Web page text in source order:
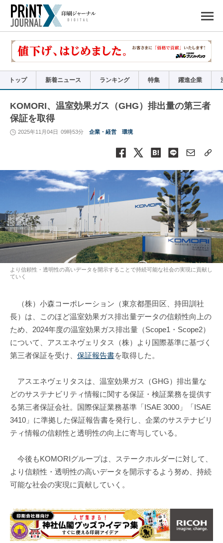
で
リ
トップ 新着ニュース ランキング 特集 躍進企業
KOMORI、温室効果ガス（GHG）排出量の第三者
保証を取得
2025年11月04日 09時53分 企業・経営 環境
より信頼性・透明性の高いデータを開示することで持続可能な社会の実現に貢献し
ていく
（株）小森コーポレーション（東京都墨田区、持田訓社
長）は、このほど温室効果ガス排出量データの信頼性向上の
ため、2024年度の温室効果ガス排出量（Scope1・Scope2）
について、アスエネヴェリタス（株）より国際基準に基づく
第三者保証を受け、 保証報告書を取得した。
アスエネヴェリタスは、温室効果ガス（GHG）排出量な
どのサステナビリティ情報に関する保証・検証業務を提供す
る第三者保証会社。国際保証業務基準「ISAE 3000」「ISAE
3410」に準拠した保証報告書を発行し、企業のサステナビリ
ティ情報の信頼性と透明性の向上に寄与している。
今後もKOMORIグループは、ステークホルダーに対して、
より信頼性・透明性の高いデータを開示するよう努め、持続
可能な社会の実現に貢献していく。